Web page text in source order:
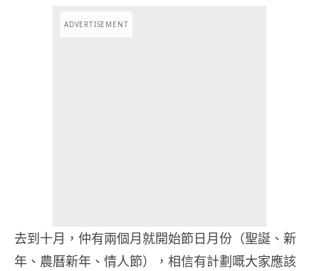
ADVERTISEMENT
去到十月，仲有兩個月就開始節日月份（聖誕、新
年、農曆新年、情人節），相信有計劃嘅大家應該